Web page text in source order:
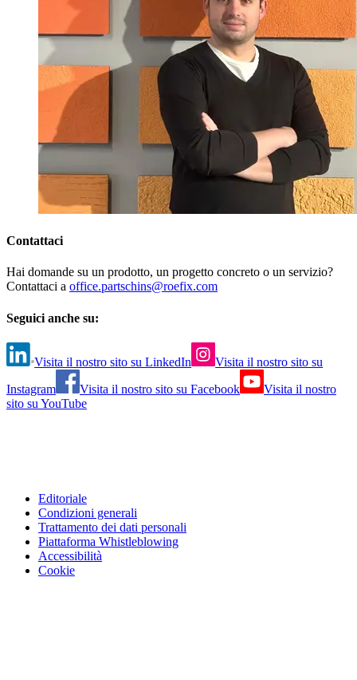
Contattaci
Hai domande su un prodotto, un progetto concreto o un servizio?
Contattaci a office.partschins@roefix.com
Seguici anche su:
Visita il nostro sito su LinkedIn
Visita il nostro sito su
Instagram
Visita il nostro sito su Facebook
Visita il nostro
sito su YouTube
Editoriale
Condizioni generali
Trattamento dei dati personali
Piattaforma Whistleblowing
Accessibilità
Cookie